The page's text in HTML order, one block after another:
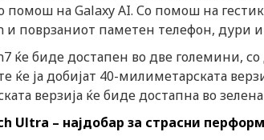
помош на Galaxy AI. Со помош на
и поврзаниот паметен телефон, дури
ќе биде достапен во две големини,
ќе ја добијат 40-милиметарската
верзија ќе биде достапна во
Ultra – најдобар за страсни